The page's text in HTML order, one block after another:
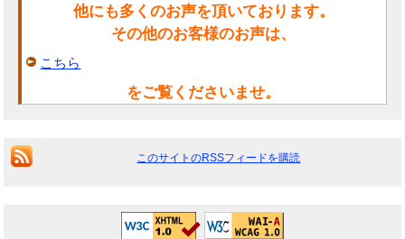
他にも多くのお声を頂いております。
その他のお客様のお声は、
こちら
をご覧くださいませ。
このサイトのRSSフィードを購読